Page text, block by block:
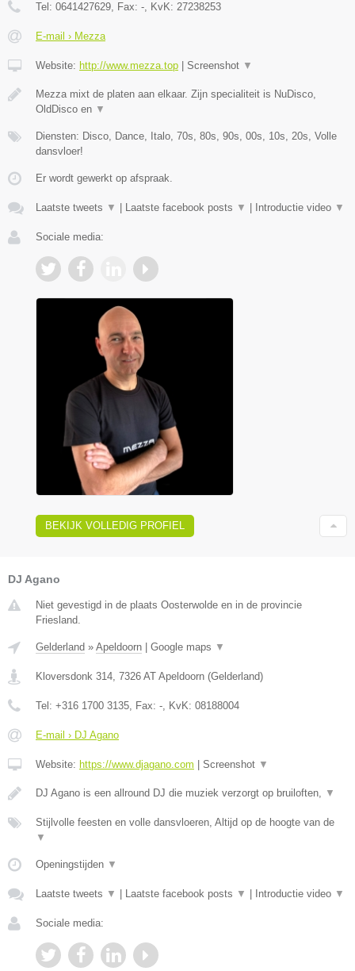
Tel: 0641427629, Fax: -, KvK: 27238253
E-mail › Mezza
Website: http://www.mezza.top Screenshot ▼
Mezza mixt de platen aan elkaar. Zijn specialiteit is NuDisco,
OldDisco en ▼
Diensten: Disco, Dance, Italo, 70s, 80s, 90s, 00s, 10s, 20s, Volle
dansvloer!
Er wordt gewerkt op afspraak.
Laatste tweets ▼ Laatste facebook posts ▼ Introductie video ▼
Sociale media:
BEKIJK VOLLEDIG PROFIEL
DJ Agano
Niet gevestigd in de plaats Oosterwolde en in de provincie
Friesland.
Gelderland » Apeldoorn Google maps ▼
Kloversdonk 314, 7326 AT Apeldoorn (Gelderland)
Tel: +316 1700 3135, Fax: -, KvK: 08188004
E-mail › DJ Agano
Website: https://www.djagano.com Screenshot ▼
DJ Agano is een allround DJ die muziek verzorgt op bruiloften, ▼
Stijlvolle feesten en volle dansvloeren, Altijd op de hoogte van de
▼
Openingstijden ▼
Laatste tweets ▼ Laatste facebook posts ▼ Introductie video ▼
Sociale media: